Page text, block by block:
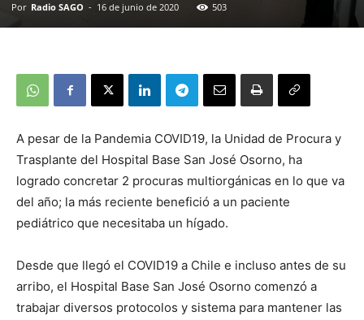
Por Radio SAGO - 16 de junio de 2020 503
A pesar de la Pandemia COVID19, la Unidad de Procura y
Trasplante del Hospital Base San José Osorno, ha
logrado concretar 2 procuras multiorgánicas en lo que va
del año; la más reciente benefició a un paciente
pediátrico que necesitaba un hígado.
Desde que llegó el COVID19 a Chile e incluso antes de su
arribo, el Hospital Base San José Osorno comenzó a
trabajar diversos protocolos y sistema para mantener las